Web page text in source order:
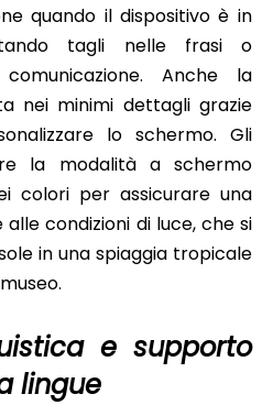
quando il dispositivo è in
tagli nelle frasi o
Anche la
nei minimi dettagli grazie
lo schermo. Gli
la modalità a schermo
colori per assicurare una
condizioni di luce, che si
in una spiaggia tropicale
e supporto
lingue